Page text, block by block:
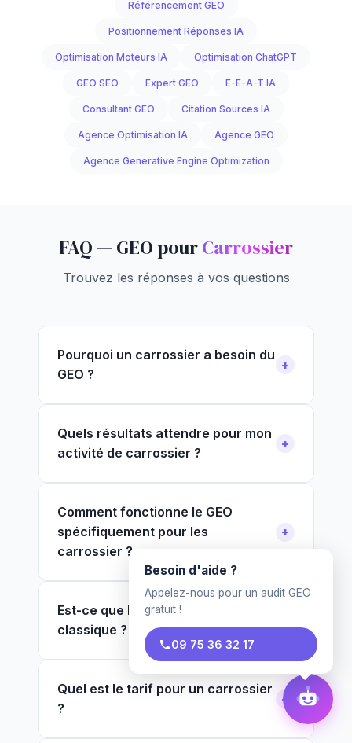
Référencement GEO
Positionnement Réponses IA
Optimisation Moteurs IA Optimisation ChatGPT
GEO SEO Expert GEO E-E-A-T IA
Consultant GEO Citation Sources IA
Agence Optimisation IA Agence GEO
Agence Generative Engine Optimization
FAQ — GEO pourCarrossier
Trouvez les réponses à vos questions
Pourquoi un carrossier a besoin du
GEO ?
Quels résultats attendre pour mon
activité de carrossier ?
Comment fonctionne le GEO
spécifiquement pour les
carrossier ?
Est-ce que le GEO remplace le SEO
classique ?
Quel est le tarif pour un carrossier
?
Besoin d'aide ?
Appelez-nous pour un audit GEO
gratuit !
09 75 36 32 17